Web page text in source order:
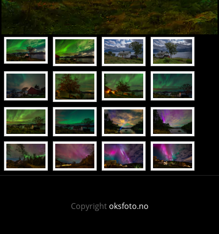
Copyright oksfoto.no